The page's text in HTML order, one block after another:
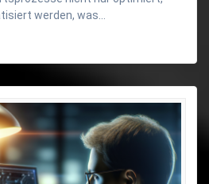
werden, was…